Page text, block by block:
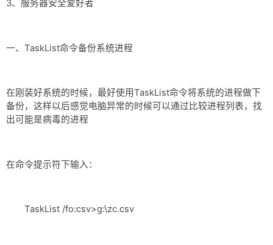
3、服务器安全爱好者
一、TaskList命令备份系统进程
在刚装好系统的时候，最好使用TaskList命令将系统的进程做下
备份，这样以后感觉电脑异常的时候可以通过比较进程列表，找
出可能是病毒的进程
在命令提示符下输入：
TaskList /fo:csv>g:\zc.csv